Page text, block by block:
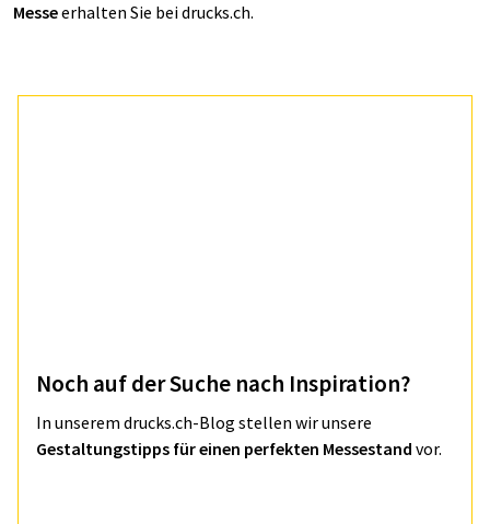
Messeerhalten Sie bei drucks.ch.
Noch auf der Suche nach Inspiration?
In unserem drucks.ch-Blog stellen wir unsere
Gestaltungstipps für einen perfekten Messestand vor.